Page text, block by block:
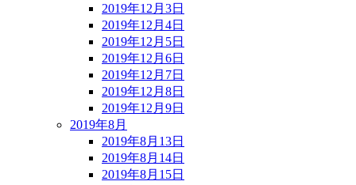
2019年12月3日
2019年12月4日
2019年12月5日
2019年12月6日
2019年12月7日
2019年12月8日
2019年12月9日
2019年8月
2019年8月13日
2019年8月14日
2019年8月15日